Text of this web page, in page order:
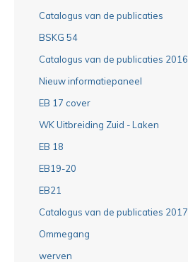
Catalogus van de publicaties
BSKG 54
Catalogus van de publicaties 2016
Nieuw informatiepaneel
EB 17 cover
WK Uitbreiding Zuid - Laken
EB 18
EB19-20
EB21
Catalogus van de publicaties 2017
Ommegang
werven